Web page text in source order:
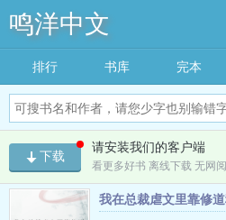
鸣洋中文
排行 书库 完本
下载
请安装我们的客户端
看更多好书 离线下载 无网
我在总裁虐文里靠修